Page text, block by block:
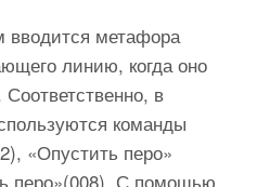
метафора
линию, когда оно
в
команды
«Опустить перо»
перо»(008). С помощью